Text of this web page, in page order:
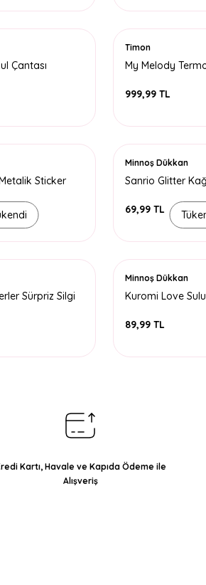
Çantası
Timon
My Melody
999,99 TL
Sticker
Minnoş Dükkan
Sanrio Glitter
69,99 TL
Sürpriz Silgi
Minnoş Dükkan
Kuromi Love
89,99 TL
Kartı, Havale ve Kapıda Ödeme ile
Alışveriş